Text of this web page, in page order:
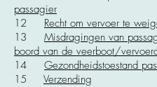
passagier
12 Recht om vervoer te
13 Misdragingen van
boord van de veerboot/
14 Gezondheidstoestand
15 Verzending